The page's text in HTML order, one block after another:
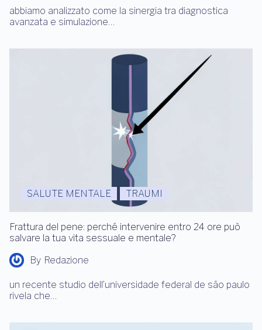
abbiamo analizzato come la sinergia tra diagnostica
avanzata e simulazione…
SALUTE MENTALE TRAUMI
Frattura del pene: perché intervenire entro 24 ore può
salvare la tua vita sessuale e mentale?
By Redazione
un recente studio dell’universidade federal de são paulo
rivela che…